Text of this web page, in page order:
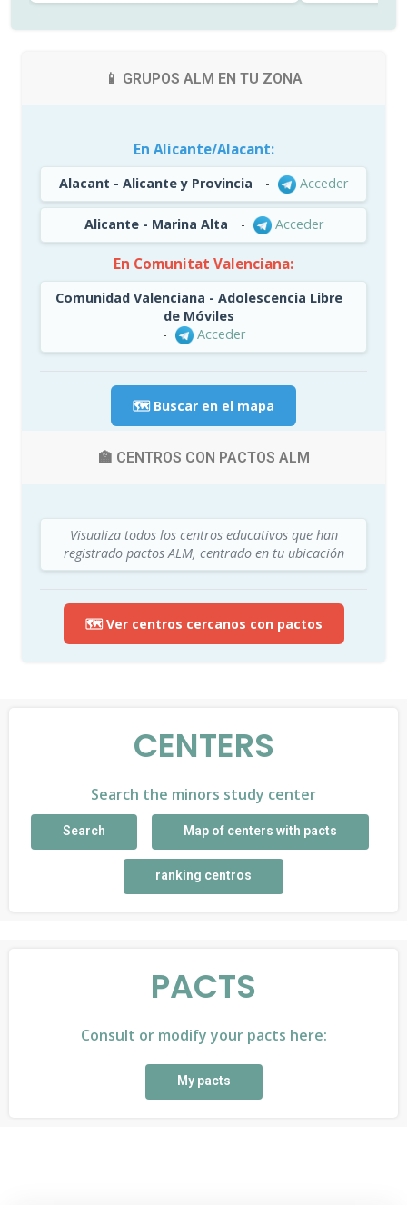
📱 GRUPOS ALM EN TU ZONA
En Alicante/Alacant:
Alacant - Alicante y Provincia - Acceder
Alicante - Marina Alta - Acceder
En Comunitat Valenciana:
Comunidad Valenciana - Adolescencia Libre
de Móviles
-
Acceder
🗺️ Buscar en el mapa
🏫 CENTROS CON PACTOS ALM
Visualiza todos los centros educativos que han
registrado pactos ALM, centrado en tu ubicación
🗺️ Ver centros cercanos con pactos
CENTERS
Search the minors study center
Search Map of centers with pacts
ranking centros
PACTS
Consult or modify your pacts here:
My pacts